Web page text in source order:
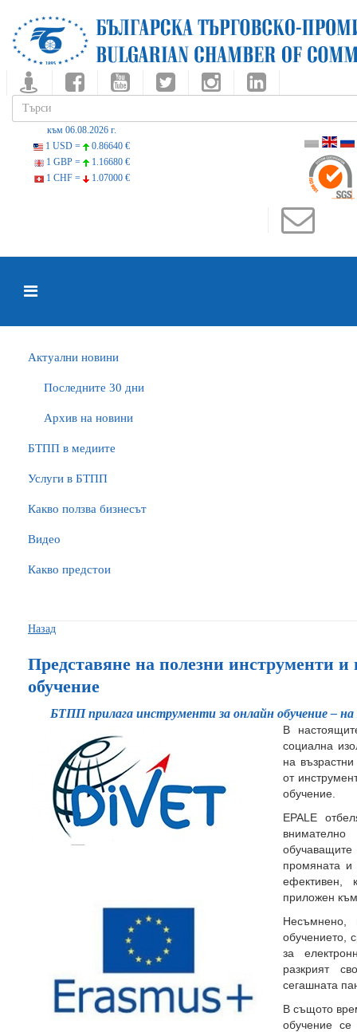
към 06.08.2026 г.
1 USD =
0.86640 €
1 GBP =
1.16680 €
1 CHF =
1.07000 €
Актуални новини
Последните 30 дни
Архив на новини
БTПП в медиите
Услуги в БТПП
Какво ползва бизнесът
Видео
Какво предстои
Назад
Представяне на полезни инструменти
обучение
БТПП прилага инструменти за онлайн обучение –
В
социална
на
от
обучение.
EPALE
промяната
ефективен,
приложен към
Несъмнено,
обучението,
за
разкрият
сегашната
В същото
обучение се